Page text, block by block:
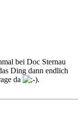
bei Doc Sternau
Ding dann endlich
da
.